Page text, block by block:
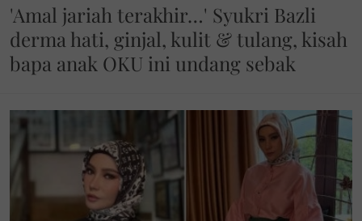
'Amal jariah terakhir…' Syukri Bazli
derma hati, ginjal, kulit & tulang, kisah
bapa anak OKU ini undang sebak